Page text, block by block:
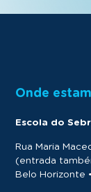
Onde
Escola do
Rua Maria
(entrada
Belo Horizonte